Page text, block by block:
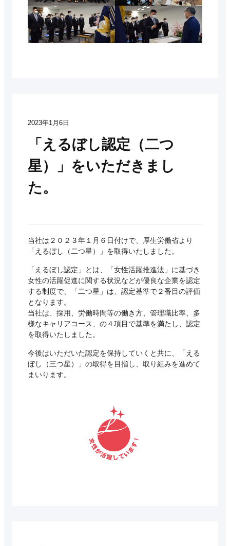
2023年1月6日
「えるぼし認定（二つ
星）」をいただきまし
た。
当社は２０２３年１月６日付けで、厚生労働省より
「えるぼし（二つ星）」を取得いたしました。
「えるぼし認定」とは、「女性活躍推進法」に基づき
女性の活躍促進に関する状況などが優良な企業を認定
する制度で、「二つ星」は、認定基準で２番目の評価
となります。
当社は、採用、労働時間等の働き方、管理職比率、多
様なキャリアコース、の４項目で基準を満たし、認定
を取得いたしました。
今後はいただいた認定を保持していくと共に、「える
ぼし（三つ星）」の取得を目指し、取り組みを進めて
まいります。